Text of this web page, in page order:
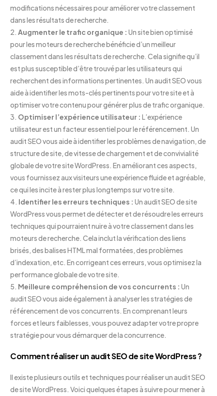
modifications nécessaires pour améliorer votre classement
dans les résultats de recherche.
2. Augmenter le trafic organique : Un site bien optimisé
pour les moteurs de recherche bénéficie d’un meilleur
classement dans les résultats de recherche. Cela signifie qu’il
est plus susceptible d’être trouvé par les utilisateurs qui
recherchent des informations pertinentes. Un audit SEO vous
aide à identifier les mots-clés pertinents pour votre site et à
optimiser votre contenu pour générer plus de trafic organique.
3. Optimiser l’expérience utilisateur : L’expérience
utilisateur est un facteur essentiel pour le référencement. Un
audit SEO vous aide à identifier les problèmes de navigation, de
structure de site, de vitesse de chargement et de convivialité
globale de votre site WordPress. En améliorant ces aspects,
vous fournissez aux visiteurs une expérience fluide et agréable,
ce qui les incite à rester plus longtemps sur votre site.
4. Identifier les erreurs techniques : Un audit SEO de site
WordPress vous permet de détecter et de résoudre les erreurs
techniques qui pourraient nuire à votre classement dans les
moteurs de recherche. Cela inclut la vérification des liens
brisés, des balises HTML mal formatées, des problèmes
d’indexation, etc. En corrigeant ces erreurs, vous optimisez la
performance globale de votre site.
5. Meilleure compréhension de vos concurrents : Un
audit SEO vous aide également à analyser les stratégies de
référencement de vos concurrents. En comprenant leurs
forces et leurs faiblesses, vous pouvez adapter votre propre
stratégie pour vous démarquer de la concurrence.
Comment réaliser un audit SEO de site WordPress ?
Il existe plusieurs outils et techniques pour réaliser un audit SEO
de site WordPress. Voici quelques étapes à suivre pour mener à